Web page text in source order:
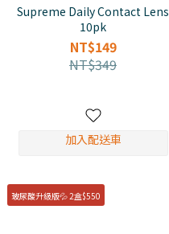
Supreme Daily Contact Lens
10pk
NT$149
NT$349
加入配送車
玻尿酸升級版💦 2盒$550